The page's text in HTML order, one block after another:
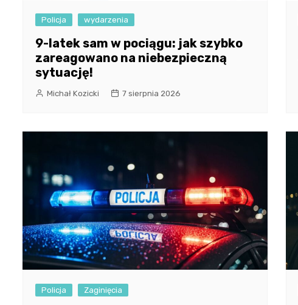
Policja wydarzenia
9-latek sam w pociągu: jak szybko
zareagowano na niebezpieczną
sytuację!
Michał Kozicki 7 sierpnia 2026
Policja Zaginięcia